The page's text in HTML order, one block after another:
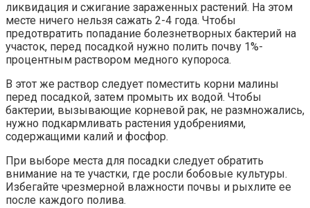
ликвидация и сжигание зараженных растений. На этом
месте ничего нельзя сажать 2-4 года. Чтобы
предотвратить попадание болезнетворных бактерий на
участок, перед посадкой нужно полить почву 1%-
процентным раствором медного купороса.
В этот же раствор следует поместить корни малины
перед посадкой, затем промыть их водой. Чтобы
бактерии, вызывающие корневой рак, не размножались,
нужно подкармливать растения удобрениями,
содержащими калий и фосфор.
При выборе места для посадки следует обратить
внимание на те участки, где росли бобовые культуры.
Избегайте чрезмерной влажности почвы и рыхлите ее
после каждого полива.